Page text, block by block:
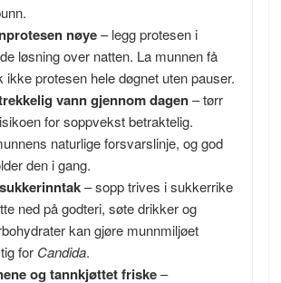
nøye– legg protesen i
løsning over natten. La munnen få
ikke protesen hele døgnet uten pauser.
vann gjennom dagen– tørr
for soppvekst betraktelig.
naturlige forsvarslinje, og god
den i gang.
– sopp trives i sukkerrike
ned på godteri, søte drikker og
kan gjøre munnmiljøet
for Candida.
og tannkjøttet friske–